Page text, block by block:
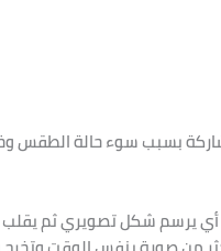
بسبب سوء حالة الطقس
أي يرسم شكل تصويري ثم يقلب